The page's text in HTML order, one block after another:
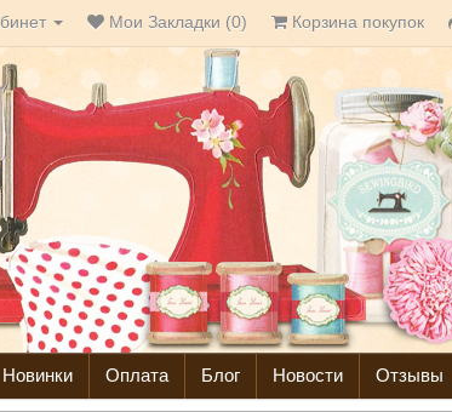
Мои Закладки (0) Корзина покупок
Новинки Оплата Блог Новости Отзывы